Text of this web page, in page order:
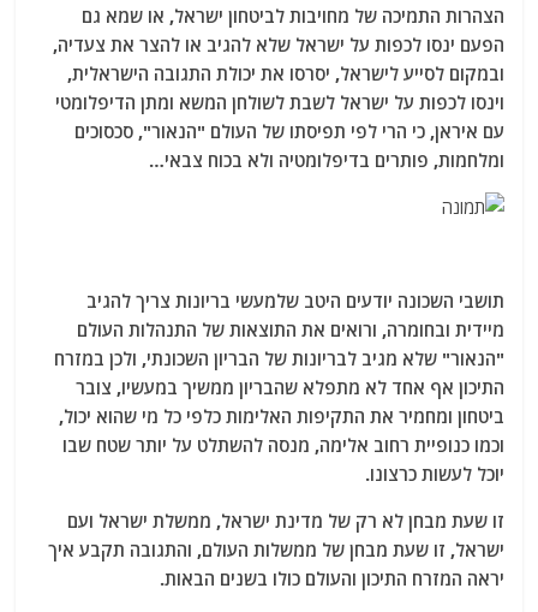
הצהרות התמיכה של מחויבות לביטחון ישראל, או שמא גם
הפעם ינסו לכפות על ישראל שלא להגיב או להצר את צעדיה,
ובמקום לסייע לישראל, יסרסו את יכולת התגובה הישראלית,
וינסו לכפות על ישראל לשבת לשולחן המשא ומתן הדיפלומטי
עם איראן, כי הרי לפי תפיסתו של העולם "הנאור", סכסוכים
ומלחמות, פותרים בדיפלומטיה ולא בכוח צבאי…
תושבי השכונה יודעים היטב שלמעשי בריונות צריך להגיב
מיידית ובחומרה, ורואים את התוצאות של התנהלות העולם
"הנאור" שלא מגיב לבריונות של הבריון השכונתי, ולכן במזרח
התיכון אף אחד לא מתפלא שהבריון ממשיך במעשיו, צובר
ביטחון ומחמיר את התקיפות האלימות כלפי כל מי שהוא יכול,
וכמו כנופיית רחוב אלימה, מנסה להשתלט על יותר שטח שבו
יוכל לעשות כרצונו.
זו שעת מבחן לא רק של מדינת ישראל, ממשלת ישראל ועם
ישראל, זו שעת מבחן של ממשלות העולם, והתגובה תקבע איך
יראה המזרח התיכון והעולם כולו בשנים הבאות.